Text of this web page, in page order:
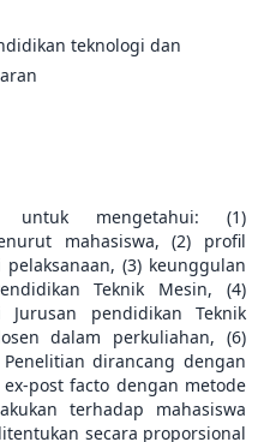
teknologi dan
untuk mengetahui: (1)
mahasiswa, (2) profil
(3) keunggulan
Teknik Mesin, (4)
pendidikan Teknik
dalam perkuliahan, (6)
dirancang dengan
post facto dengan metode
terhadap mahasiswa
secara proporsional